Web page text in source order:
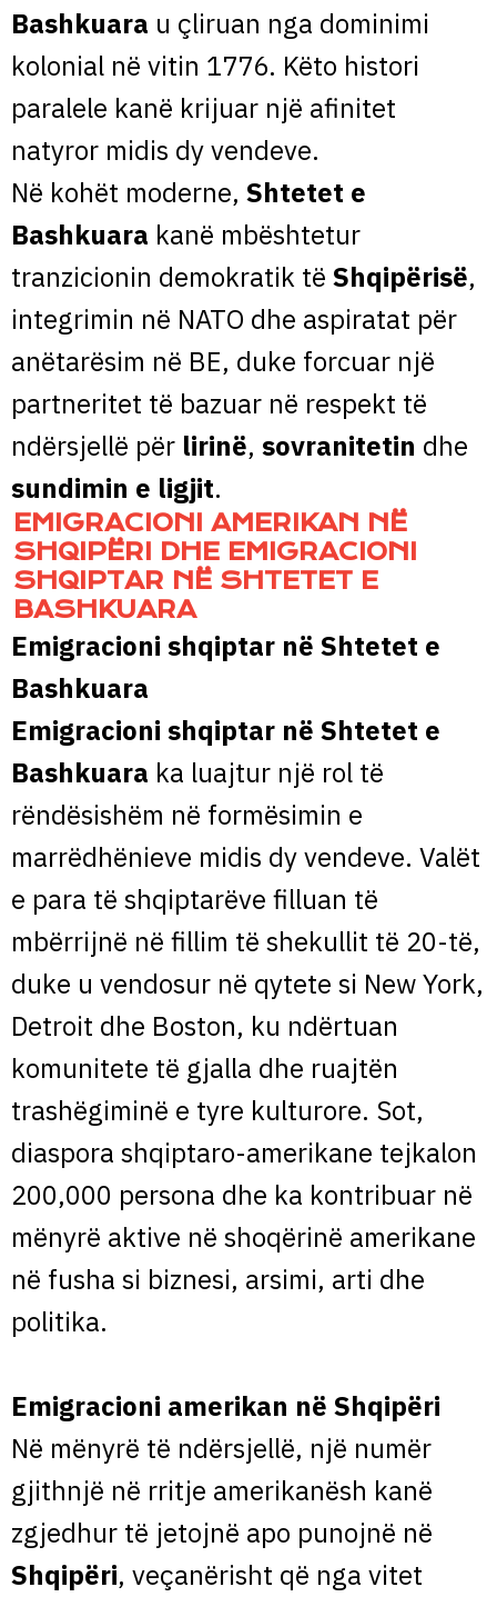
Bashkuara u çliruan nga dominimi
kolonial në vitin 1776. Këto histori
paralele kanë krijuar një afinitet
natyror midis dy vendeve.
Në kohët moderne, Shtetet e
Bashkuara kanë mbështetur
tranzicionin demokratik të Shqipërisë,
integrimin në NATO dhe aspiratat për
anëtarësim në BE, duke forcuar një
partneritet të bazuar në respekt të
ndërsjellë për lirinë, sovranitetin dhe
sundimin e ligjit.
EMIGRACIONI AMERIKAN NË
SHQIPËRI DHE EMIGRACIONI
SHQIPTAR NË SHTETET E
BASHKUARA
Emigracioni shqiptar në Shtetet e
Bashkuara
Emigracioni shqiptar në Shtetet e
Bashkuara ka luajtur një rol të
rëndësishëm në formësimin e
marrëdhënieve midis dy vendeve. Valët
e para të shqiptarëve filluan të
mbërrijnë në fillim të shekullit të 20-të,
duke u vendosur në qytete si New York,
Detroit dhe Boston, ku ndërtuan
komunitete të gjalla dhe ruajtën
trashëgiminë e tyre kulturore. Sot,
diaspora shqiptaro-amerikane tejkalon
200,000 persona dhe ka kontribuar në
mënyrë aktive në shoqërinë amerikane
në fusha si biznesi, arsimi, arti dhe
politika.
Emigracioni amerikan në Shqipëri
Në mënyrë të ndërsjellë, një numër
gjithnjë në rritje amerikanësh kanë
zgjedhur të jetojnë apo punojnë në
Shqipëri, veçanërisht që nga vitet